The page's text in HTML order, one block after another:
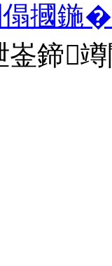
摑鍦
崟鍗